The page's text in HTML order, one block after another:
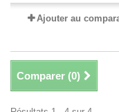
Ajouter au
Comparer (0)